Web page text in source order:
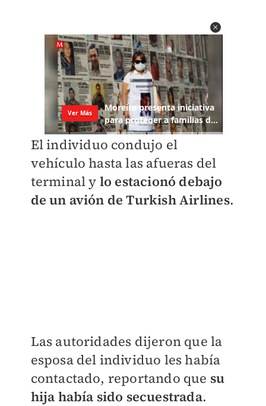
El individuo condujo el
vehículo hasta las afueras del
terminal y lo estacionó debajo
de un avión de Turkish Airlines.
Las autoridades dijeron que la
esposa del individuo les había
contactado, reportando que su
hija había sido secuestrada.